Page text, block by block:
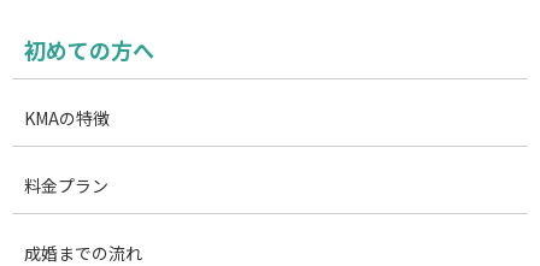
初めての方へ
KMAの特徴
料金プラン
成婚までの流れ